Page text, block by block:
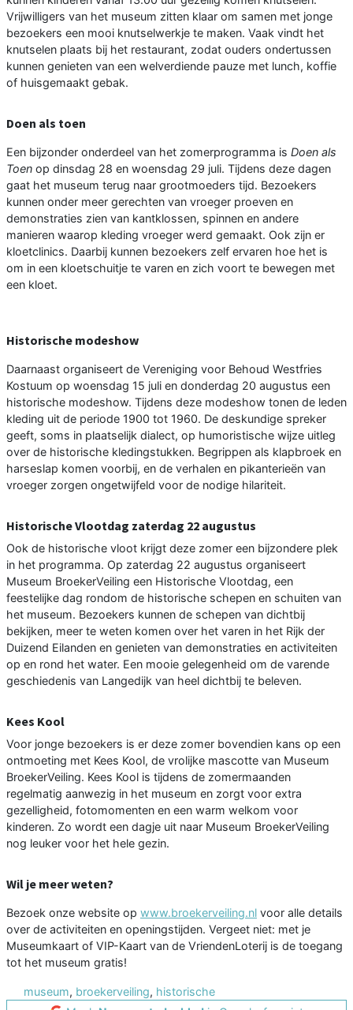
Vrijwilligers van het museum zitten klaar om samen met jonge
bezoekers een mooi knutselwerkje te maken. Vaak vindt het
knutselen plaats bij het restaurant, zodat ouders ondertussen
kunnen genieten van een welverdiende pauze met lunch, koffie
of huisgemaakt gebak.
Doen als toen
Een bijzonder onderdeel van het zomerprogramma is Doen als
Toen op dinsdag 28 en woensdag 29 juli. Tijdens deze dagen
gaat het museum terug naar grootmoeders tijd. Bezoekers
kunnen onder meer gerechten van vroeger proeven en
demonstraties zien van kantklossen, spinnen en andere
manieren waarop kleding vroeger werd gemaakt. Ook zijn er
kloetclinics. Daarbij kunnen bezoekers zelf ervaren hoe het is
om in een kloetschuitje te varen en zich voort te bewegen met
een kloet.
Historische modeshow
Daarnaast organiseert de Vereniging voor Behoud Westfries
Kostuum op woensdag 15 juli en donderdag 20 augustus een
historische modeshow. Tijdens deze modeshow tonen de leden
kleding uit de periode 1900 tot 1960. De deskundige spreker
geeft, soms in plaatselijk dialect, op humoristische wijze uitleg
over de historische kledingstukken. Begrippen als klapbroek en
harseslap komen voorbij, en de verhalen en pikanterieën van
vroeger zorgen ongetwijfeld voor de nodige hilariteit.
Historische Vlootdag zaterdag 22 augustus
Ook de historische vloot krijgt deze zomer een bijzondere plek
in het programma. Op zaterdag 22 augustus organiseert
Museum BroekerVeiling een Historische Vlootdag, een
feestelijke dag rondom de historische schepen en schuiten van
het museum. Bezoekers kunnen de schepen van dichtbij
bekijken, meer te weten komen over het varen in het Rijk der
Duizend Eilanden en genieten van demonstraties en activiteiten
op en rond het water. Een mooie gelegenheid om de varende
geschiedenis van Langedijk van heel dichtbij te beleven.
Kees Kool
Voor jonge bezoekers is er deze zomer bovendien kans op een
ontmoeting met Kees Kool, de vrolijke mascotte van Museum
BroekerVeiling. Kees Kool is tijdens de zomermaanden
regelmatig aanwezig in het museum en zorgt voor extra
gezelligheid, fotomomenten en een warm welkom voor
kinderen. Zo wordt een dagje uit naar Museum BroekerVeiling
nog leuker voor het hele gezin.
Wil je meer weten?
Bezoek onze website op www.broekerveiling.nl voor alle details
over de activiteiten en openingstijden. Vergeet niet: met je
Museumkaart of VIP-Kaart van de VriendenLoterij is de toegang
tot het museum gratis!
museum, broekerveiling, historische